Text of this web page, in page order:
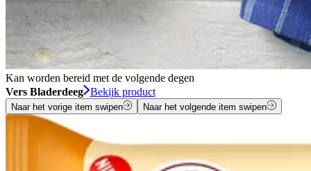
Kan worden bereid met de volgende degen
Vers Bladerdeeg Bekijk product
Naar het vorige item swipen Naar het volgende item swipen